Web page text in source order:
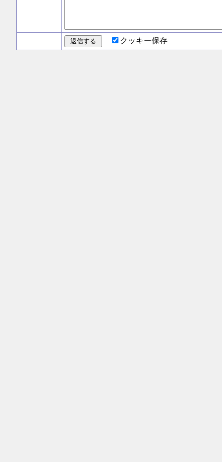
クッキー保存